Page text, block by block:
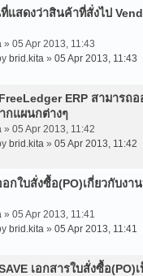
แสดงว่าสินค้าที่สั่งไป
» 05 Apr 2013, 11:43
brid.kita » 05 Apr 2013, 11:43
ERP สามารถ
กแผนกต่างๆ
» 05 Apr 2013, 11:42
brid.kita » 05 Apr 2013, 11:42
กใบสั่งซื้อ(PO)เกี่ยวกับงา
» 05 Apr 2013, 11:41
brid.kita » 05 Apr 2013, 11:41
เอกสารใบสั่งซื้อ(PO)